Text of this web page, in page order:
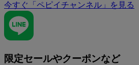
今すぐ「ペピイチャンネル」を見る
限定セールやクーポンなど